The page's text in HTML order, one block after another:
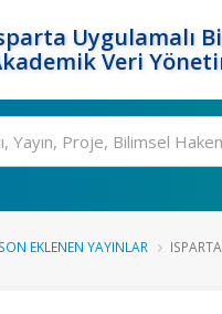
Uygulamalı
Veri
SON EKLENEN YAYINLAR